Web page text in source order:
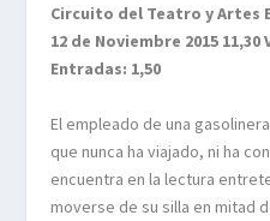
Circuito del Teatro y Artes
12 de Noviembre 2015
Entradas: 1,50
El empleado de una
que nunca ha viajado, ni ha
encuentra en la lectura
moverse de su silla en mitad